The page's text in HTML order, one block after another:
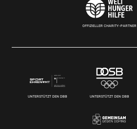
OFFIZIELLER CHARITY-PARTNER
UNTERSTÜTZT DEN DBB UNTERSTÜTZT DEN DBB